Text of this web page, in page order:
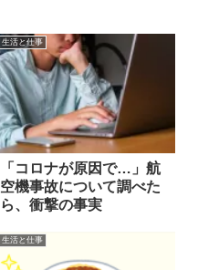
生活と仕事
「コロナが原因で…」航
空機事故について調べた
ら、衝撃の事実
生活と仕事